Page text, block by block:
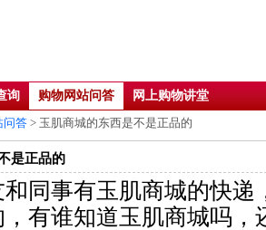
询 购物网站问答
网上购物讲堂
问答> 玉肌商城的东西是不是正品的
是正品的
同事有玉肌商城的快递
有谁知道玉肌商城吗，